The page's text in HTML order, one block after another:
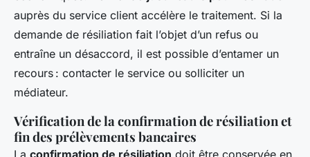
auprès du service client accélère le traitement. Si la
demande de résiliation fait l’objet d’un refus ou
entraîne un désaccord, il est possible d’entamer un
recours : contacter le service ou solliciter un
médiateur.
Vérification de la confirmation de résiliation et
fin des prélèvements bancaires